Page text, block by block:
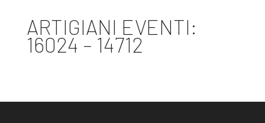
ARTIGIANI EVENTI:
16024 – 14712